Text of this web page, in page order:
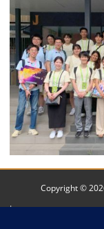
Copyright ©
Impresszum